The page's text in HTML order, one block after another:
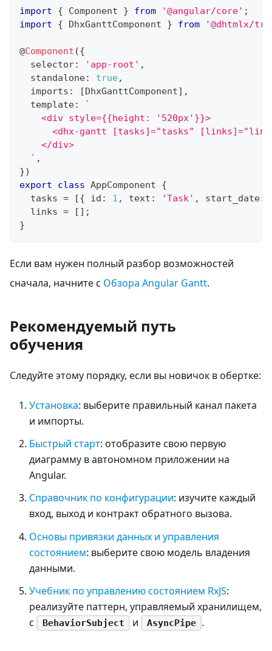
import { Component } from '@angular/core' ;
import
{ DhxGanttComponent } from '@dhtmlx/
@Component ({
  selector
: 'app-root' ,
  standalone
: true,
  imports
: [DhxGanttComponent] ,
  template
:
`
    <div style={{height: '520px'}}>
<dhx-gantt [tasks]="tasks"
    </div>
` ,
})
export
class AppComponent
{
  tasks
= [{ id : 1 , text : 'Task' , start_date:
  links
= [ ] ;
}
Если вам нужен полный разбор возможностей
сначала, начните с Обзора Angular Gantt.
Рекомендуемый путь
обучения
Следуйте этому порядку, если вы новичок в обертке:
Установка: выберите правильный канал пакета
и импорты.
Быстрый старт: отобразите свою первую
диаграмму в автономном приложении на
Angular.
Справочник по конфигурации: изучите каждый
вход, выход и контракт обратного вызова.
Основы привязки данных и управления
состоянием: выберите свою модель владения
данными.
Учебник по управлению состоянием RxJS:
реализуйте паттерн, управляемый хранилищем,
с
BehaviorSubject и AsyncPipe .